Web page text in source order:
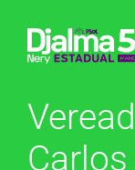
para